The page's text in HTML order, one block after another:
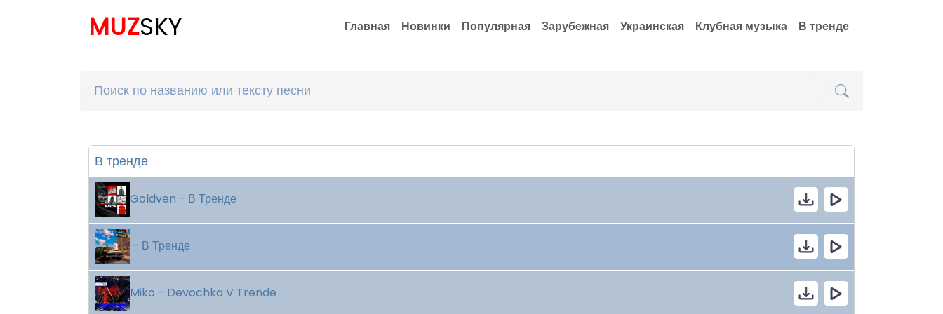
MUZSKY Главная Новинки Популярная Зарубежная Украинская Клубная музыка В тренде
В тренде
Goldven - В Тренде
- В Тренде
Miko - Devochka V Trende